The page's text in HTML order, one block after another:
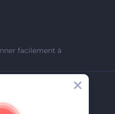
facilement à